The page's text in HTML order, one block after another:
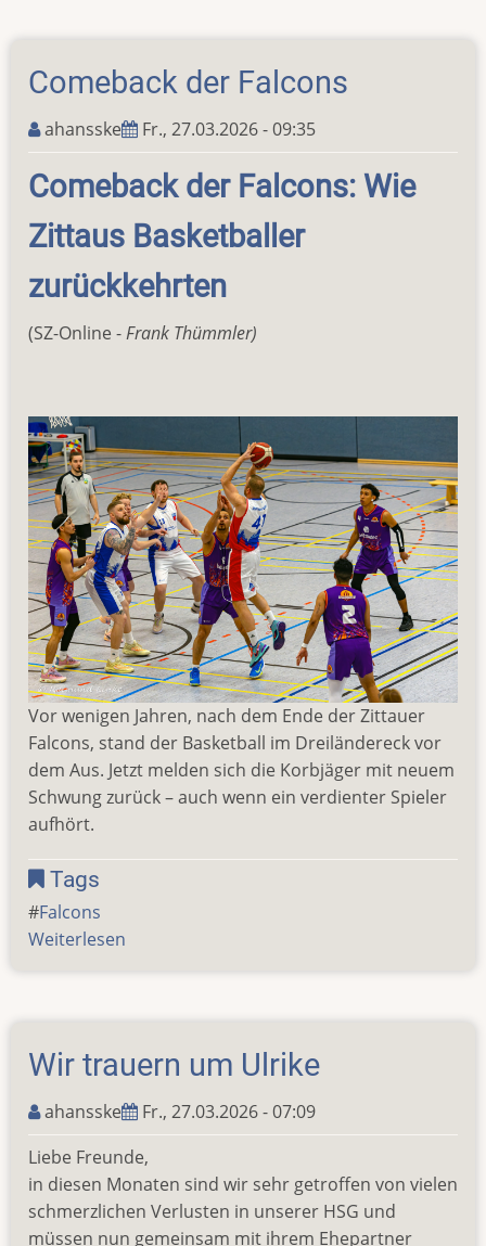
34.
Ostritzer
Frühjahrslauf
Comeback der Falcons
ahansske Fr., 27.03.2026 - 09:35
Comeback der Falcons: Wie
Zittaus Basketballer
zurückkehrten
(SZ-Online -Frank Thümmler)
Vor wenigen Jahren, nach dem Ende der Zittauer
Falcons, stand der Basketball im Dreiländereck vor
dem Aus. Jetzt melden sich die Korbjäger mit neuem
Schwung zurück – auch wenn ein verdienter Spieler
aufhört.
Tags
Falcons
Weiterlesen
Falcons
Wir trauern um Ulrike
ahansske
Fr., 27.03.2026 - 07:09
Liebe Freunde,
in diesen Monaten sind wir sehr getroffen von vielen
schmerzlichen Verlusten in unserer HSG und
müssen nun gemeinsam mit ihrem Ehepartner